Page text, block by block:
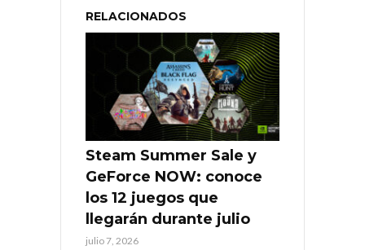
RELACIONADOS
Steam Summer Sale y
GeForce NOW: conoce
los 12 juegos que
llegarán durante julio
julio 7, 2026